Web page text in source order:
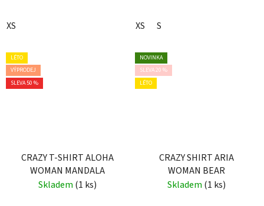
XS XS S
LÉTO
VÝPRODEJ
SLEVA 50 %
CRAZY T-SHIRT ALOHA
WOMAN MANDALA
Skladem (1 ks)
NOVINKA
SLEVA 20 %
LÉTO
CRAZY SHIRT ARIA
WOMAN BEAR
Skladem (1 ks)